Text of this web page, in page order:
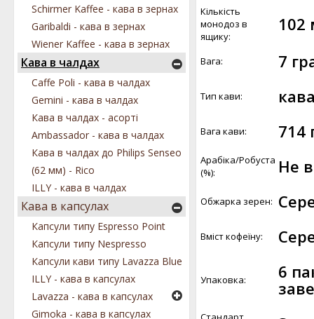
Кількість
монодоз в
ящику:
102
Вага: 7
Тип кави:
Вага кави: 714
Арабіка/Робуста
(%):
Не
Обжарка зерен:
Вміст кофеїну:
Упаковка:
6
Schirmer Kaffee - кава в зернах
Garibaldi - кава в зернах
Wiener Kaffee - кава в зернах
Кава в чалдах
Caffe Poli - кава в чалдах
Gemini - кава в чалдах
Кава в чалдах - асорті
Ambassador - кава в чалдах
Кава в чалдах до Philips Senseo
(62 мм) - Rico
ILLY - кава в чалдах
Кава в капсулах
Капсули типу Espresso Point
Капсули типу Nespresso
Капсули кави типу Lavazza Blue
ILLY - кава в капсулах
Lavazza - кава в капсулах
Gimoka - кава в капсулах